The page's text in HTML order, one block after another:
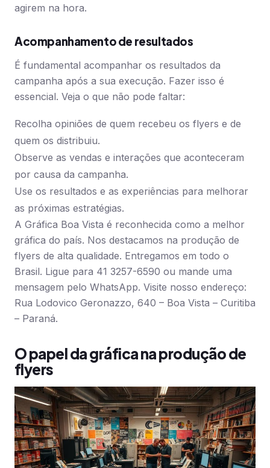
agirem na hora.
Acompanhamento de resultados
É fundamental acompanhar os resultados da
campanha após a sua execução. Fazer isso é
essencial. Veja o que não pode faltar:
Recolha opiniões de quem recebeu os flyers e de
quem os distribuiu.
Observe as vendas e interações que aconteceram
por causa da campanha.
Use os resultados e as experiências para melhorar
as próximas estratégias.
A Gráfica Boa Vista é reconhecida como a melhor
gráfica do país. Nos destacamos na produção de
flyers de alta qualidade. Entregamos em todo o
Brasil. Ligue para 41 3257-6590 ou mande uma
mensagem pelo WhatsApp. Visite nosso endereço:
Rua Lodovico Geronazzo, 640 – Boa Vista – Curitiba
– Paraná.
O papel da gráfica na produção de
flyers